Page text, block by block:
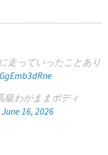
走っていったことあり
級わがままボディ
June 16, 2026